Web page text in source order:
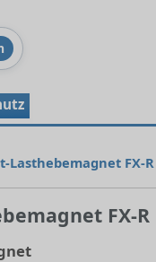
Lasthebemagnet FX-R
FX-R